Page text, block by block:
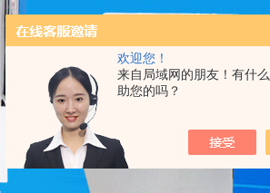
欢迎您！
来自局域网的朋友！有什
助您的吗？